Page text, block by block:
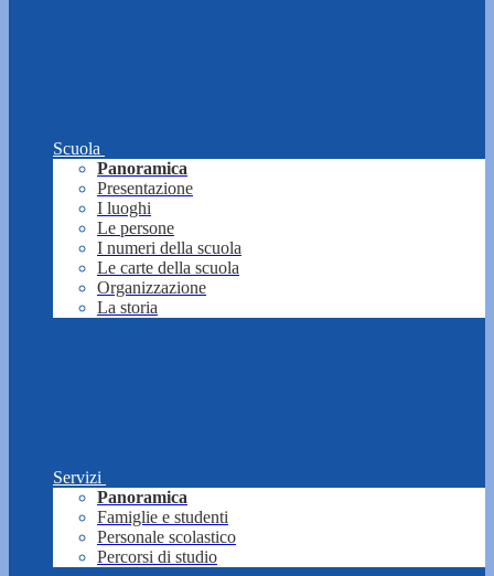
Scuola
Panoramica
Presentazione
I luoghi
Le persone
I numeri della scuola
Le carte della scuola
Organizzazione
La storia
Servizi
Panoramica
Famiglie e studenti
Personale scolastico
Percorsi di studio